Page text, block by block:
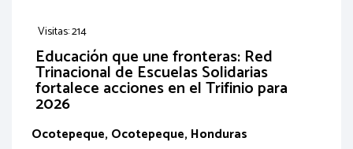
Visitas: 214
Educación que une fronteras: Red
Trinacional de Escuelas Solidarias
fortalece acciones en el Trifinio para
2026
Ocotepeque, Ocotepeque, Honduras